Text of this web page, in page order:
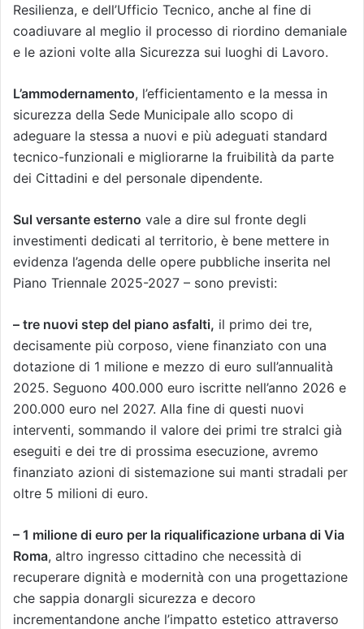
Resilienza, e dell’Ufficio Tecnico, anche al fine di
coadiuvare al meglio il processo di riordino demaniale
e le azioni volte alla Sicurezza sui luoghi di Lavoro.
L’ammodernamento, l’efficientamento e la messa in
sicurezza della Sede Municipale allo scopo di
adeguare la stessa a nuovi e più adeguati standard
tecnico-funzionali e migliorarne la fruibilità da parte
dei Cittadini e del personale dipendente.
Sul versante esterno vale a dire sul fronte degli
investimenti dedicati al territorio, è bene mettere in
evidenza l’agenda delle opere pubbliche inserita nel
Piano Triennale 2025-2027 – sono previsti:
– tre nuovi step del piano asfalti, il primo dei tre,
decisamente più corposo, viene finanziato con una
dotazione di 1 milione e mezzo di euro sull’annualità
2025. Seguono 400.000 euro iscritte nell’anno 2026 e
200.000 euro nel 2027. Alla fine di questi nuovi
interventi, sommando il valore dei primi tre stralci già
eseguiti e dei tre di prossima esecuzione, avremo
finanziato azioni di sistemazione sui manti stradali per
oltre 5 milioni di euro.
– 1 milione di euro per la riqualificazione urbana di Via
Roma, altro ingresso cittadino che necessità di
recuperare dignità e modernità con una progettazione
che sappia donargli sicurezza e decoro
incrementandone anche l’impatto estetico attraverso